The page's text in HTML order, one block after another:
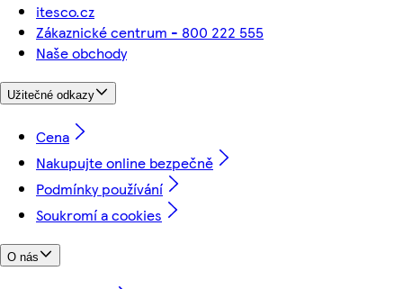
itesco.cz
Zákaznické centrum - 800 222 555
Naše obchody
Užitečné odkazy
Cena
Nakupujte online bezpečně
Podmínky používání
Soukromí a cookies
O nás